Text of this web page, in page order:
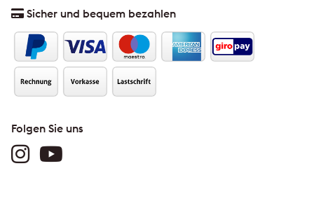
Sicher und bequem bezahlen
Folgen Sie uns